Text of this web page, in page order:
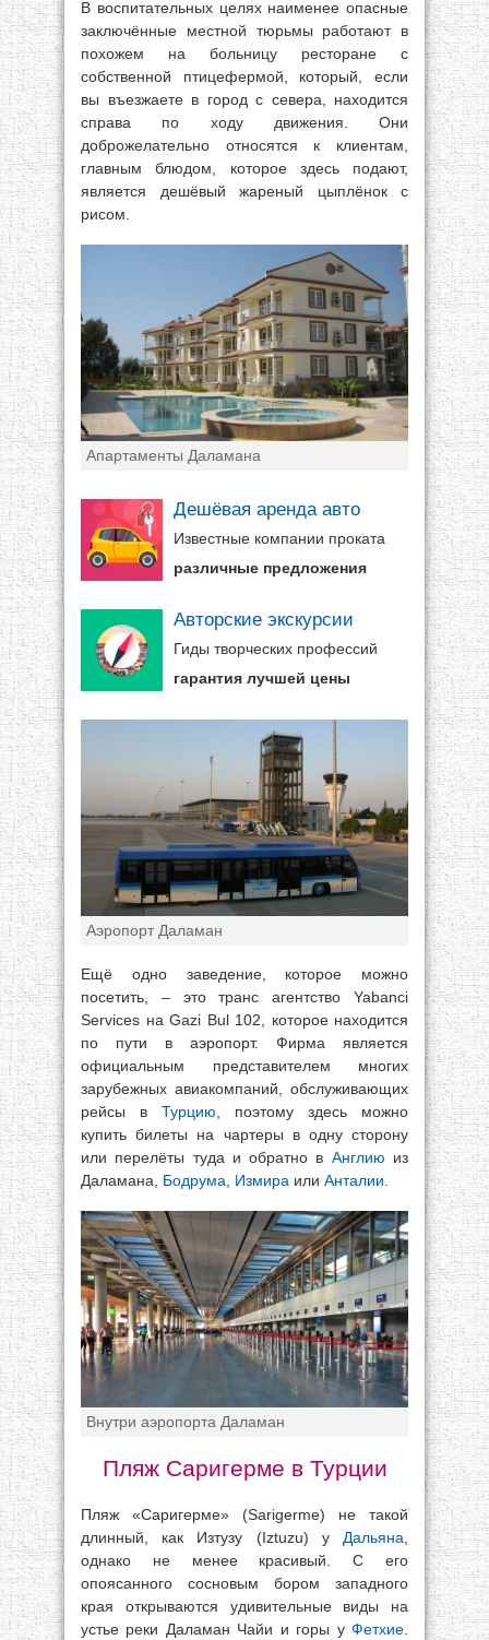
В воспитательных целях наименее опасные
заключённые местной тюрьмы работают в
похожем на больницу ресторане с
собственной птицефермой, который, если
вы въезжаете в город с севера, находится
справа по ходу движения. Они
доброжелательно относятся к клиентам,
главным блюдом, которое здесь подают,
является дешёвый жареный цыплёнок с
рисом.
Апартаменты Даламана
Дешёвая аренда авто
Известные компании проката
различные предложения
Авторские экскурсии
Гиды творческих профессий
гарантия лучшей цены
Аэропорт Даламан
Ещё одно заведение, которое можно
посетить, – это транс агентство Yabanci
Services на Gazi Bul 102, которое находится
по пути в аэропорт. Фирма является
официальным представителем многих
зарубежных авиакомпаний, обслуживающих
рейсы в Турцию , поэтому здесь можно
купить билеты на чартеры в одну сторону
или перелёты туда и обратно в Англию из
Даламана, Бодрума Измира или Анталии
Внутри аэропорта Даламан
Пляж Саригерме в Турции
Пляж «Саригерме» (Sarigerme) не такой
длинный, как Изтузу (Iztuzu) у Дальяна
однако не менее красивый. С его
опоясанного сосновым бором западного
края открываются удивительные виды на
устье реки Даламан Чайи и горы у Фетхие